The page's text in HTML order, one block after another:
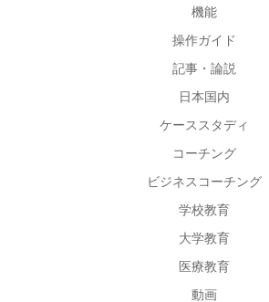
機能
操作ガイド
記事・論説
日本国内
ケーススタディ
コーチング
ビジネスコーチング
学校教育
大学教育
医療教育
動画